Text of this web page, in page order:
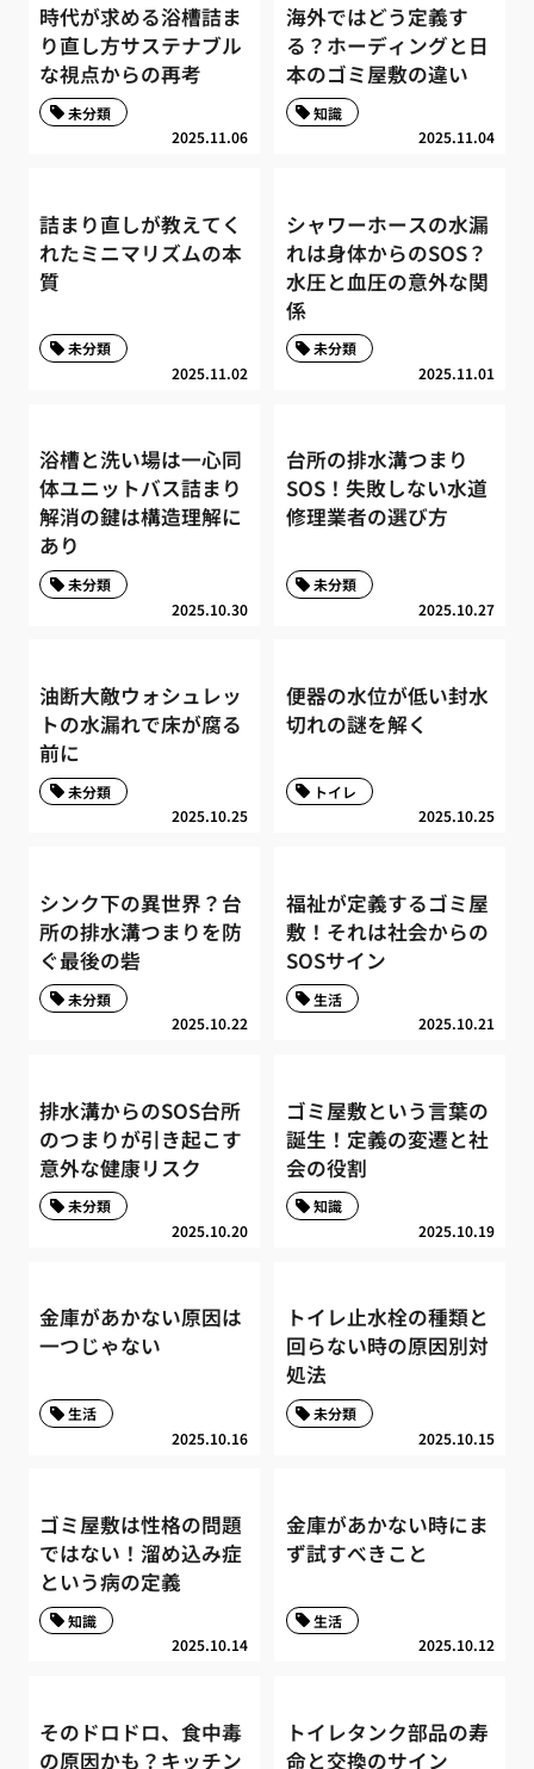
時代が求める浴槽詰ま
り直し方サステナブル
な視点からの再考
2025.11.06
未分類
海外ではどう定義す
る？ホーディングと日
本のゴミ屋敷の違い
2025.11.04
知識
詰まり直しが教えてく
れたミニマリズムの本
質
2025.11.02
未分類
シャワーホースの水漏
れは身体からのSOS？
水圧と血圧の意外な関
係
2025.11.01
未分類
浴槽と洗い場は一心同
体ユニットバス詰まり
解消の鍵は構造理解に
あり
2025.10.30
未分類
台所の排水溝つまり
SOS！失敗しない水道
修理業者の選び方
2025.10.27
未分類
油断大敵ウォシュレッ
トの水漏れで床が腐る
前に
2025.10.25
未分類
便器の水位が低い封水
切れの謎を解く
2025.10.25
トイレ
シンク下の異世界？台
所の排水溝つまりを防
ぐ最後の砦
2025.10.22
未分類
福祉が定義するゴミ屋
敷！それは社会からの
SOSサイン
2025.10.21
生活
排水溝からのSOS台所
のつまりが引き起こす
意外な健康リスク
2025.10.20
未分類
ゴミ屋敷という言葉の
誕生！定義の変遷と社
会の役割
2025.10.19
知識
金庫があかない原因は
一つじゃない
2025.10.16
生活
トイレ止水栓の種類と
回らない時の原因別対
処法
2025.10.15
未分類
ゴミ屋敷は性格の問題
ではない！溜め込み症
という病の定義
2025.10.14
知識
金庫があかない時にま
ず試すべきこと
2025.10.12
生活
そのドロドロ、食中毒
の原因かも？キッチン
トイレタンク部品の寿
命と交換のサイン